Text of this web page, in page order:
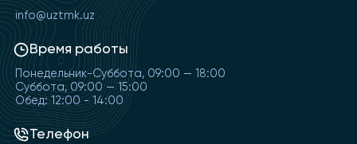
info@uztmk.uz
Время работы
Понедельник-Суббота, 09:00 — 18:00
Суббота, 09:00 — 15:00
Обед: 12:00 - 14:00
Телефон